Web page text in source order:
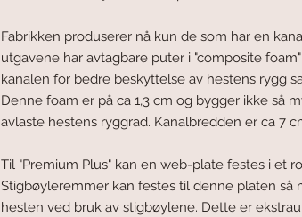
Fabrikken produserer nå kun de som har en
utgavene har avtagbare puter i "composite
kanalen for bedre beskyttelse av hestens rygg
Denne foam er på ca 1,3 cm og bygger ikke så
avlaste hestens ryggrad. Kanalbredden er ca 7
Til "Premium Plus" kan en web-plate festes i et
Stigbøyleremmer kan festes til denne platen så
hesten ved bruk av stigbøylene. Dette er